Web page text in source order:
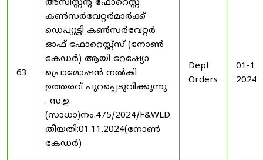
63
അസിസ്റ്റന്റ് ഫോറെസ്റ്റ്
കൺസർവേറ്റർമാർക്ക്
ഡെപ്യൂട്ടി കൺസർവേറ്റർ
ഓഫ് ഫോറെസ്റ്റ്സ് (നോൺ
കേഡർ) ആയി റേഷ്യോ
പ്രൊമോഷൻ നൽകി
ഉത്തരവ് പുറപ്പെടുവിക്കുന്നു
. സ.ഉ.
(സാധാ)നം.475/2024/F&WLD
തീയതി:01.11.2024(നോൺ
കേഡർ)
Dept
Orders
01-
2024